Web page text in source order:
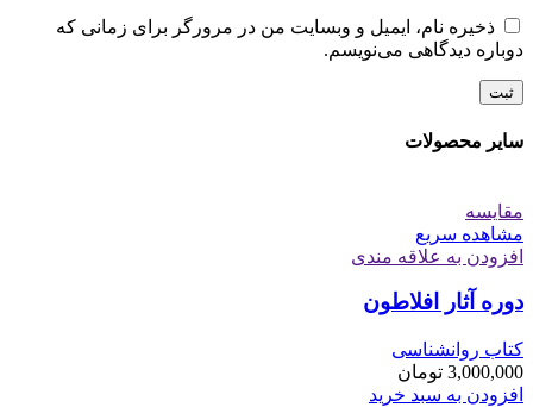
ذخیره نام، ایمیل و وبسایت من در مرورگر برای زمانی که
دوباره دیدگاهی می‌نویسم.
سایر محصولات
مقایسه
مشاهده سریع
افزودن به علاقه مندی
دوره آثار افلاطون
کتاب روانشناسی
3,000,000 تومان
افزودن به سبد خرید